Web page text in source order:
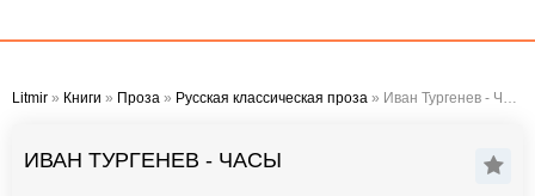
Litmir » Книги » Проза » Русская классическая проза » Иван Тургенев - Часы
ИВАН ТУРГЕНЕВ - ЧАСЫ